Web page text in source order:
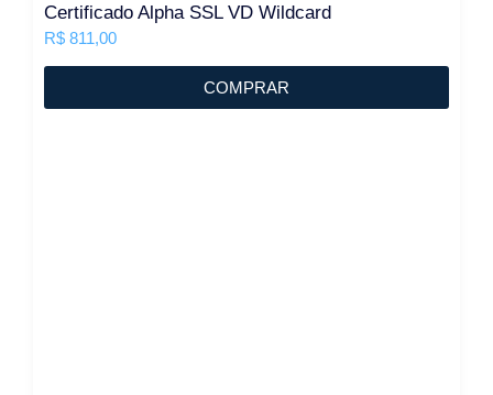
Certificado Alpha SSL VD Wildcard
R$ 811,00
COMPRAR